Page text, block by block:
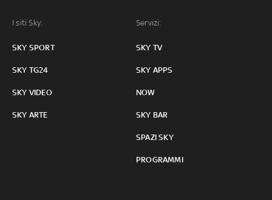
I siti Sky:
SKY SPORT
SKY TG24
SKY VIDEO
SKY ARTE
Servizi:
SKY TV
SKY APPS
NOW
SKY BAR
SPAZI SKY
PROGRAMMI